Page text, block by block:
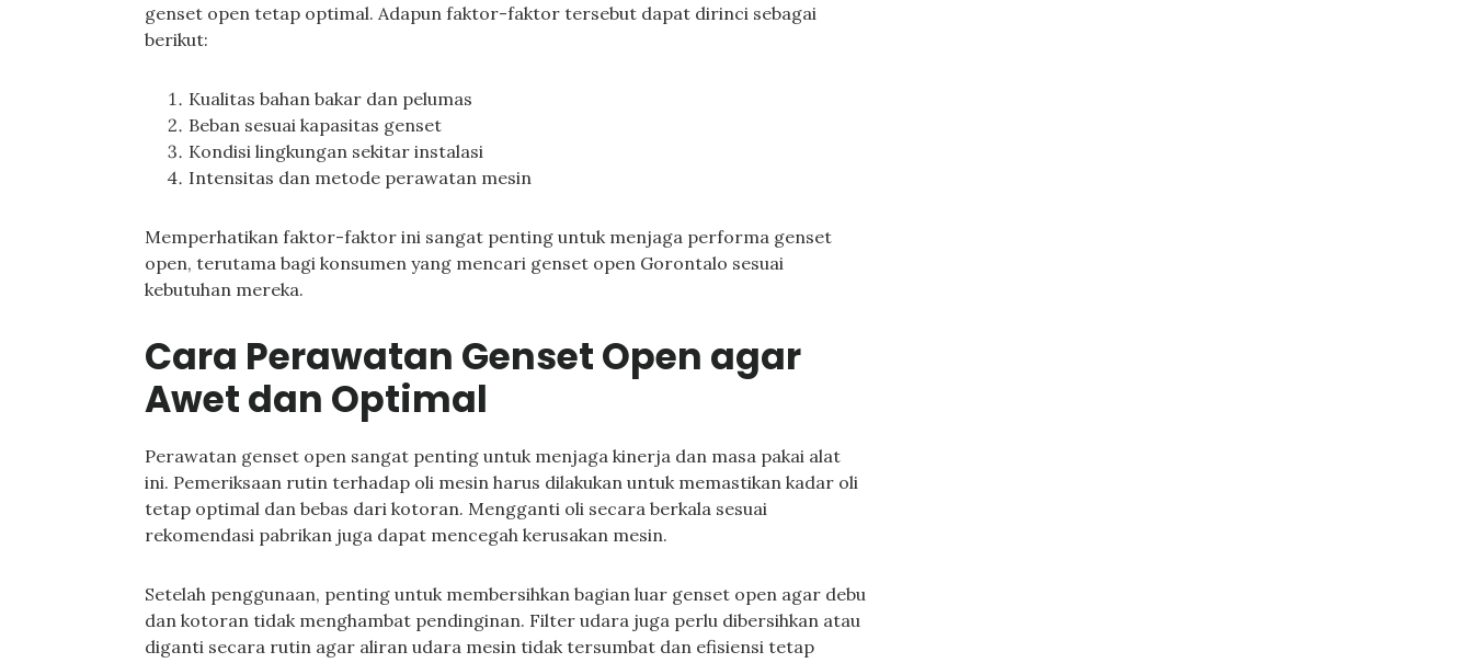
genset open tetap optimal. Adapun faktor-faktor tersebut dapat dirinci sebagai
berikut:
Kualitas bahan bakar dan pelumas
Beban sesuai kapasitas genset
Kondisi lingkungan sekitar instalasi
Intensitas dan metode perawatan mesin
Memperhatikan faktor-faktor ini sangat penting untuk menjaga performa genset
open, terutama bagi konsumen yang mencari genset open Gorontalo sesuai
kebutuhan mereka.
Cara Perawatan Genset Open agar
Awet dan Optimal
Perawatan genset open sangat penting untuk menjaga kinerja dan masa pakai alat
ini. Pemeriksaan rutin terhadap oli mesin harus dilakukan untuk memastikan kadar oli
tetap optimal dan bebas dari kotoran. Mengganti oli secara berkala sesuai
rekomendasi pabrikan juga dapat mencegah kerusakan mesin.
Setelah penggunaan, penting untuk membersihkan bagian luar genset open agar debu
dan kotoran tidak menghambat pendinginan. Filter udara juga perlu dibersihkan atau
diganti secara rutin agar aliran udara mesin tidak tersumbat dan efisiensi tetap